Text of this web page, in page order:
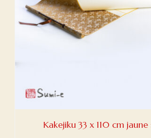
Kakejiku 33 x 110 cm jaune